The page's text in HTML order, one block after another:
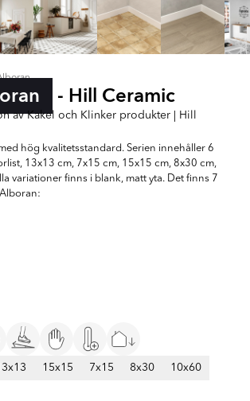
- Hill Ceramic
av Kakel och Klinker produkter | Hill
hög kvalitetsstandard. Serien innehåller 6
13x13 cm, 7x15 cm, 15x15 cm, 8x30 cm,
variationer finns i blank, matt yta. Det finns 7
15x15 7x15 8x30 10x60